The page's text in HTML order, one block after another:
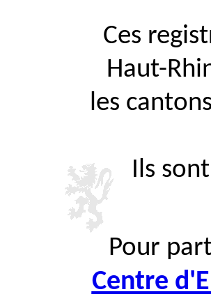
Ces
Haut-
les
Ils
Pour
Centre